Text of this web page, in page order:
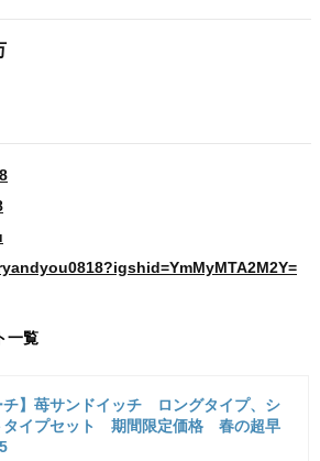
一覧
チ】苺サンドイッチ ロングタイプ、シ
タイプセット 期間限定価格 春の超早